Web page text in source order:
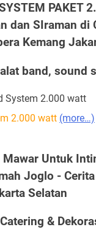
PAKET
dan SIraman di
Kemang
band, sound
System 2.000 watt
2.000 watt (more…)
Mawar Untuk
Joglo - Cerita
Selatan
&